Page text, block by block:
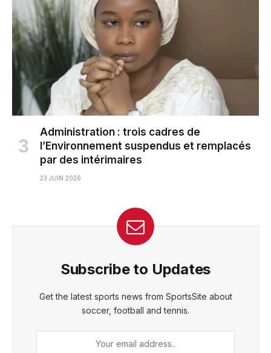
Administration : trois cadres de
l’Environnement suspendus et remplacés
par des intérimaires
23 JUIN 2026
Subscribe to Updates
Get the latest sports news from SportsSite about
soccer, football and tennis.